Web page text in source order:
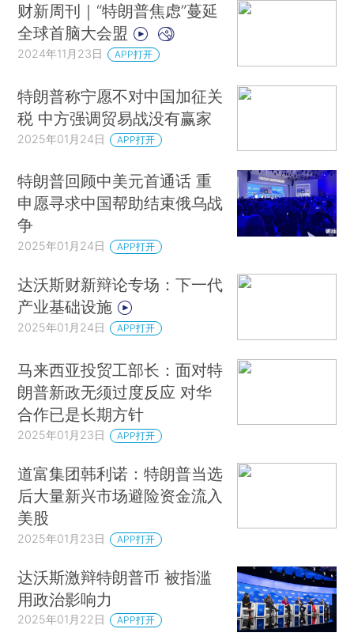
财新周刊｜“特朗普焦虑”蔓延
全球首脑大会盟
2024年11月23日 APP打开
特朗普称宁愿不对中国加征关
税 中方强调贸易战没有赢家
2025年01月24日 APP打开
特朗普回顾中美元首通话 重
申愿寻求中国帮助结束俄乌战
争
2025年01月24日 APP打开
达沃斯财新辩论专场：下一代
产业基础设施
2025年01月24日 APP打开
马来西亚投贸工部长：面对特
朗普新政无须过度反应 对华
合作已是长期方针
2025年01月23日 APP打开
道富集团韩利诺：特朗普当选
后大量新兴市场避险资金流入
美股
2025年01月23日 APP打开
达沃斯激辩特朗普币 被指滥
用政治影响力
2025年01月22日 APP打开